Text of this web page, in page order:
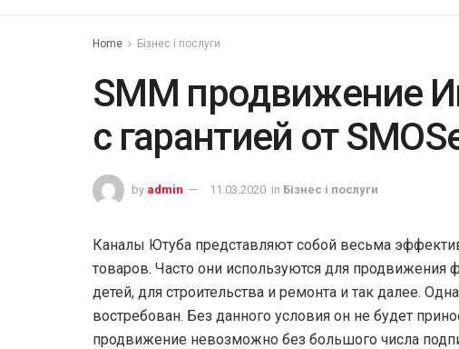
Home Бізнес і послуги
SMM продвижение
с гарантией от
by admin 11.03.2020 in Бізнес і послуги
Каналы Ютуба представляют собой весьма
товаров. Часто они используются для продвижения
детей, для строительства и ремонта и так далее.
востребован. Без данного условия он не будет
продвижение невозможно без большого числа